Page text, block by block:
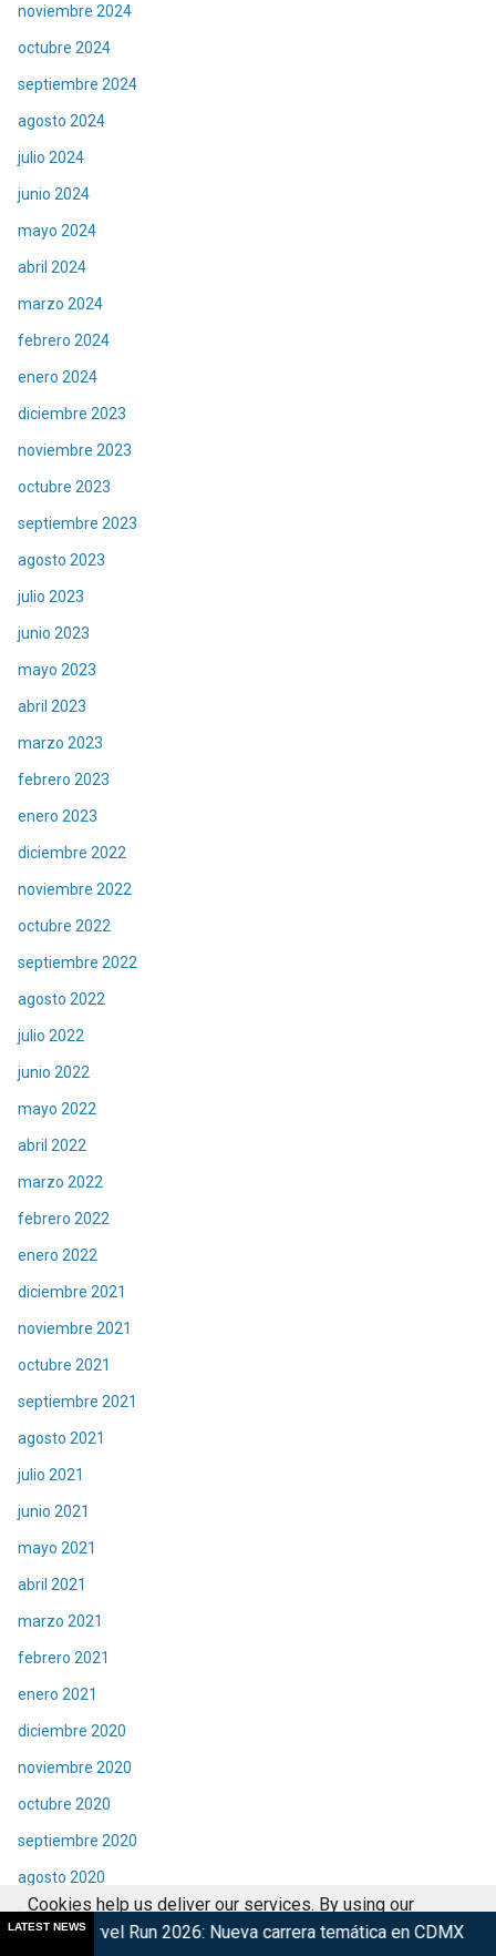
noviembre 2024
octubre 2024
septiembre 2024
agosto 2024
julio 2024
junio 2024
mayo 2024
abril 2024
marzo 2024
febrero 2024
enero 2024
diciembre 2023
noviembre 2023
octubre 2023
septiembre 2023
agosto 2023
julio 2023
junio 2023
mayo 2023
abril 2023
marzo 2023
febrero 2023
enero 2023
diciembre 2022
noviembre 2022
octubre 2022
septiembre 2022
agosto 2022
julio 2022
junio 2022
mayo 2022
abril 2022
marzo 2022
febrero 2022
enero 2022
diciembre 2021
noviembre 2021
octubre 2021
septiembre 2021
agosto 2021
julio 2021
junio 2021
mayo 2021
abril 2021
marzo 2021
febrero 2021
enero 2021
diciembre 2020
noviembre 2020
octubre 2020
septiembre 2020
agosto 2020
julio 2020
LATEST NEWS
2026: Nueva carrera temática en CDMX Retorna The
Cookies help us deliver our services. By using our
services, you agree to our use of cookies.
Got it